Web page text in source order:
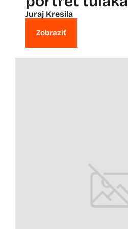
Juraj Kresila
Zobraziť